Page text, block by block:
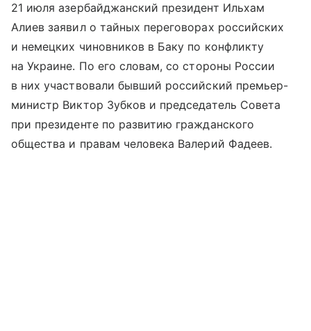
21 июля азербайджанский президент Ильхам
Алиев заявил о тайных переговорах российских
и немецких чиновников в Баку по конфликту
на Украине. По его словам, со стороны России
в них участвовали бывший российский премьер-
министр Виктор Зубков и председатель Совета
при президенте по развитию гражданского
общества и правам человека Валерий Фадеев.